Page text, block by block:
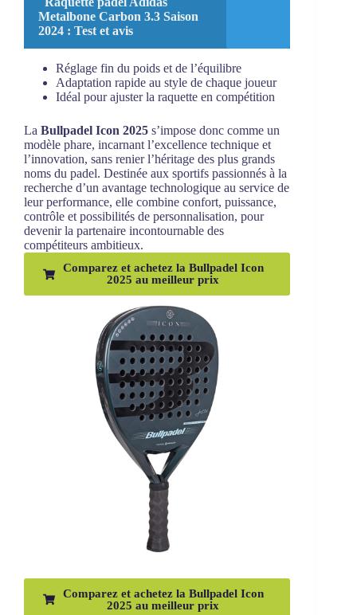
Metalbone Carbon 3.3 Saison
2024 : Test et avis
Réglage fin du poids et de l’équilibre
Adaptation rapide au style de chaque joueur
Idéal pour ajuster la raquette en compétition
La Bullpadel Icon 2025 s’impose donc comme un
modèle phare, incarnant l’excellence technique et
l’innovation, sans renier l’héritage des plus grands
noms du padel. Destinée aux sportifs passionnés à la
recherche d’un avantage technologique au service de
leur performance, elle combine confort, puissance,
contrôle et possibilités de personnalisation, pour
devenir la partenaire incontournable des
compétiteurs ambitieux.
Comparez et achetez la Bullpadel Icon
2025 au meilleur prix
Comparez et achetez la Bullpadel Icon
2025 au meilleur prix